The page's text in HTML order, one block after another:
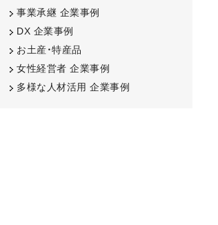
事業承継 企業事例
DX 企業事例
お土産・特産品
女性経営者 企業事例
多様な人材活用 企業事例